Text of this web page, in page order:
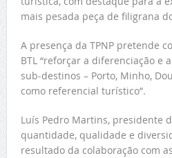
mais pesada peça de filigrana
A presença da TPNP pretende
BTL “reforçar a diferenciação e
sub-destinos – Porto, Minho,
como referencial turístico”.
Luís Pedro Martins, presidente
quantidade, qualidade e
resultado da colaboração com